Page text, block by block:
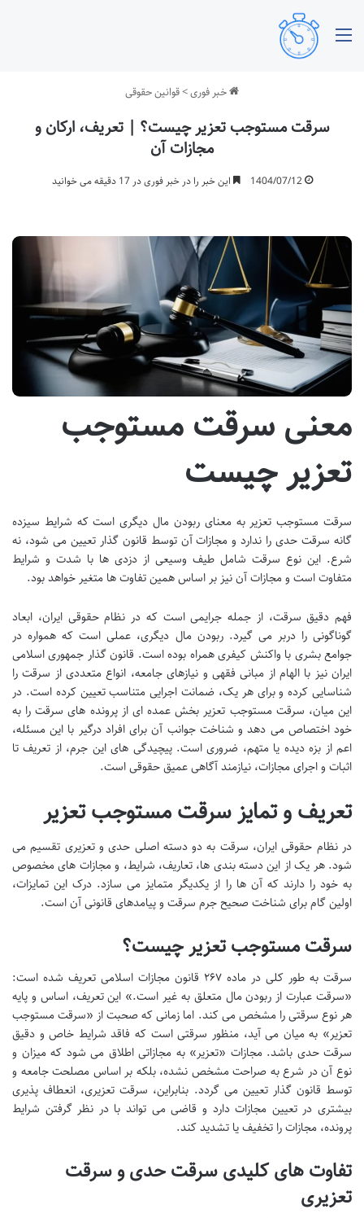
خبر فوری>قوانین حقوقی
سرقت مستوجب تعزیر چیست؟ | تعریف، ارکان و
مجازات آن
1404/07/12 این خبر را در خبر فوری در 17 دقیقه می خوانید
معنی سرقت مستوجب
تعزیر چیست
سرقت مستوجب تعزیر به معنای ربودن مال دیگری است که شرایط سیزده
گانه سرقت حدی را ندارد و مجازات آن توسط قانون گذار تعیین می شود، نه
شرع. این نوع سرقت شامل طیف وسیعی از دزدی ها با شدت و شرایط
متفاوت است و مجازات آن نیز بر اساس همین تفاوت ها متغیر خواهد بود.
فهم دقیق سرقت، از جمله جرایمی است که در نظام حقوقی ایران، ابعاد
گوناگونی را دربر می گیرد. ربودن مال دیگری، عملی است که همواره در
جوامع بشری با واکنش کیفری همراه بوده است. قانون گذار جمهوری اسلامی
ایران نیز با الهام از مبانی فقهی و نیازهای جامعه، انواع متعددی از سرقت را
شناسایی کرده و برای هر یک، ضمانت اجرایی متناسب تعیین کرده است. در
این میان، سرقت مستوجب تعزیر بخش عمده ای از پرونده های سرقت را به
خود اختصاص می دهد و شناخت جوانب آن برای افراد درگیر با این مسئله،
اعم از بزه دیده یا متهم، ضروری است. پیچیدگی های این جرم، از تعریف تا
اثبات و اجرای مجازات، نیازمند آگاهی عمیق حقوقی است.
تعریف و تمایز سرقت مستوجب تعزیر
در نظام حقوقی ایران، سرقت به دو دسته اصلی حدی و تعزیری تقسیم می
شود. هر یک از این دسته بندی ها، تعاریف، شرایط، و مجازات های مخصوص
به خود را دارند که آن ها را از یکدیگر متمایز می سازد. درک این تمایزات،
اولین گام برای شناخت صحیح جرم سرقت و پیامدهای قانونی آن است.
سرقت مستوجب تعزیر چیست؟
سرقت به طور کلی در ماده ۲۶۷ قانون مجازات اسلامی تعریف شده است:
«سرقت عبارت از ربودن مال متعلق به غیر است.» این تعریف، اساس و پایه
هر نوع سرقتی را مشخص می کند. اما زمانی که صحبت از «سرقت مستوجب
تعزیر» به میان می آید، منظور سرقتی است که فاقد شرایط خاص و دقیق
سرقت حدی باشد. مجازات «تعزیر» به مجازاتی اطلاق می شود که میزان و
نوع آن در شرع به صراحت مشخص نشده، بلکه بر اساس مصلحت جامعه و
توسط قانون گذار تعیین می گردد. بنابراین، سرقت تعزیری، انعطاف پذیری
بیشتری در تعیین مجازات دارد و قاضی می تواند با در نظر گرفتن شرایط
پرونده، مجازات را تخفیف یا تشدید کند.
تفاوت های کلیدی سرقت حدی و سرقت
تعزیری